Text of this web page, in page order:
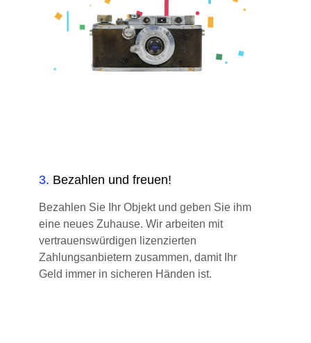
3. Bezahlen und freuen!
Bezahlen Sie Ihr Objekt und geben Sie ihm
eine neues Zuhause. Wir arbeiten mit
vertrauenswürdigen lizenzierten
Zahlungsanbietern zusammen, damit Ihr
Geld immer in sicheren Händen ist.